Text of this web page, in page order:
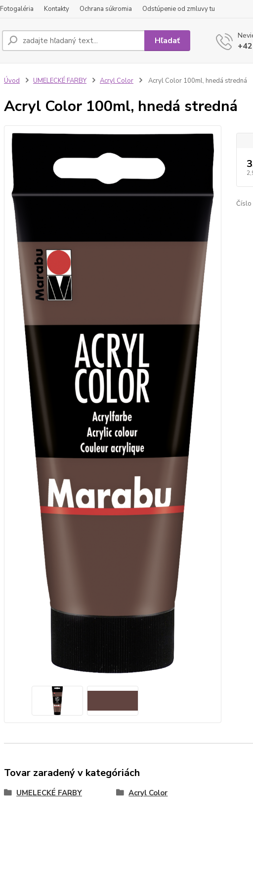
Fotogaléria Kontakty Ochrana súkromia Odstúpenie od zmluvy tu
Hľadať
Úvod UMELECKÉ FARBY Acryl Color Acryl Color 100ml, hnedá stredná
Acryl Color 100ml, hnedá stredná
Číslo
Tovar zaradený v kategóriách
UMELECKÉ FARBY Acryl Color